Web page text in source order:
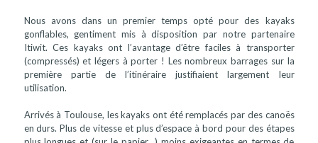
Nous avons dans un premier temps opté pour des kayaks
gonflables, gentiment mis à disposition par notre partenaire
Itiwit. Ces kayaks ont l’avantage d’être faciles à transporter
(compressés) et légers à porter ! Les nombreux barrages sur la
première partie de l’itinéraire justifiaient largement leur
utilisation.
Arrivés à Toulouse, les kayaks ont été remplacés par des canoës
en durs. Plus de vitesse et plus d’espace à bord pour des étapes